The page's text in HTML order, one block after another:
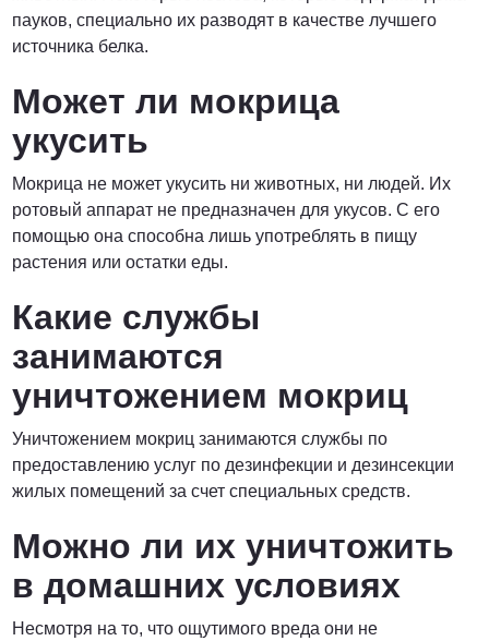
пауков, специально их разводят в качестве лучшего
источника белка.
Может ли мокрица
укусить
Мокрица не может укусить ни животных, ни людей. Их
ротовый аппарат не предназначен для укусов. С его
помощью она способна лишь употреблять в пищу
растения или остатки еды.
Какие службы
занимаются
уничтожением мокриц
Уничтожением мокриц занимаются службы по
предоставлению услуг по дезинфекции и дезинсекции
жилых помещений за счет специальных средств.
Можно ли их уничтожить
в домашних условиях
Несмотря на то, что ощутимого вреда они не